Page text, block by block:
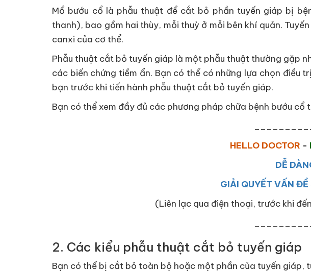
Mổ bướu cổ là phẫu thuật để cắt bỏ phần tuyến giáp bị
thanh), bao gồm hai thùy, mỗi thuỳ ở mỗi bên khí quản.
canxi của cơ thể.
Phẫu thuật cắt bỏ tuyến giáp là một phẫu thuật thường gặp
các biến chứng tiềm ẩn. Bạn có thể có những lựa chọn điều
bạn trước khi tiến hành phẫu thuật cắt bỏ tuyến giáp.
Bạn có thể xem đầy đủ các phương pháp chữa bệnh bướu cổ
HELLO DOCTOR -
DỄ
GIẢI QUYẾT VẤN
(Liên lạc qua điện thoại, trước khi
2. Các kiểu phẫu thuật cắt bỏ tuyến giáp
Bạn có thể bị cắt bỏ toàn bộ hoặc một phần của tuyến giáp,